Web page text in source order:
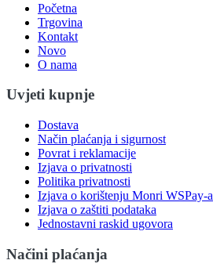
Početna
Trgovina
Kontakt
Novo
O nama
Uvjeti kupnje
Dostava
Način plaćanja i sigurnost
Povrat i reklamacije
Izjava o privatnosti
Politika privatnosti
Izjava o korištenju Monri WSPay-a
Izjava o zaštiti podataka
Jednostavni raskid ugovora
Načini plaćanja